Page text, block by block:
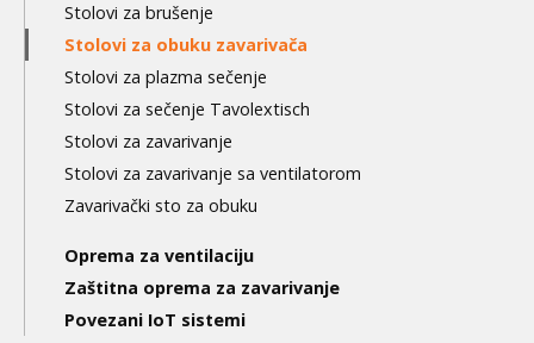
Stolovi za brušenje
Stolovi za obuku zavarivača
Stolovi za plazma sečenje
Stolovi za sečenje Tavolextisch
Stolovi za zavarivanje
Stolovi za zavarivanje sa ventilatorom
Zavarivački sto za obuku
Oprema za ventilaciju
Zaštitna oprema za zavarivanje
Povezani IoT sistemi